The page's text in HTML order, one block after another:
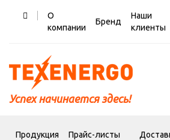
О
компании
Бренд
Наши
клиенты
Успех начинается здесь!
Продукция Прайс-листы